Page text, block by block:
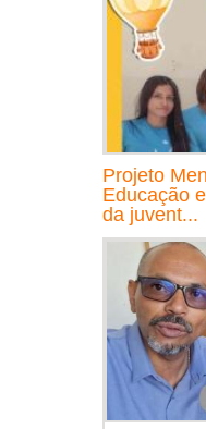
Projeto
Educação
da juvent...